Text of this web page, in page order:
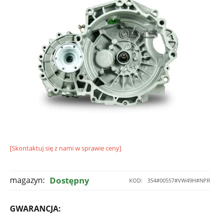
[Skontaktuj się z nami w sprawie ceny]
KOD: 354#00557#VW49H#NPR
magazyn: Dostępny
GWARANCJA: